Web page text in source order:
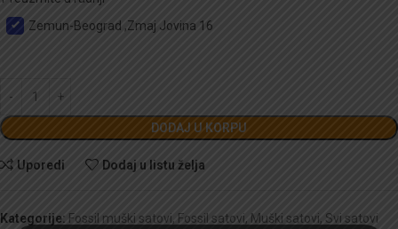
Zemun-Beograd ,Zmaj Jovina 16
DODAJ U KORPU
Uporedi Dodaj u listu želja
Kategorije: Fossil muški satovi, Fossil satovi, Muški satovi, Svi satovi